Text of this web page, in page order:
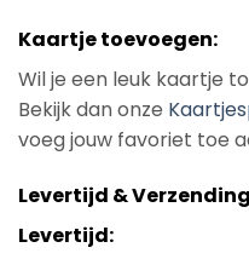
Kaartje toevoegen:
Wil je een leuk kaartje
Bekijk dan onze
voeg jouw favoriet toe
Levertijd & Verzending
Levertijd: